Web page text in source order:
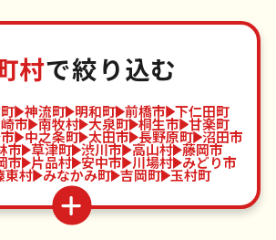
村で絞り込む
神流町 明和町 前橋市 下仁田町
市 南牧村 大泉町 桐生市 甘楽町
中之条町 太田市 長野原町 沼田市
市 草津町 渋川市 高山村 藤岡市
市 片品村 安中市 川場村 みどり市
東村 みなかみ町 吉岡町 玉村町